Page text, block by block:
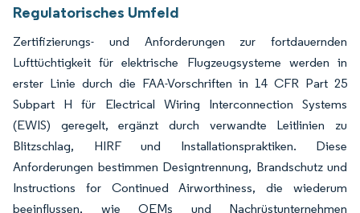
Regulatorisches Umfeld
Zertifizierungs- und Anforderungen zur fortdauernden
Lufttüchtigkeit für elektrische Flugzeugsysteme werden in
erster Linie durch die FAA-Vorschriften in 14 CFR Part 25
Subpart H für Electrical Wiring Interconnection Systems
(EWIS) geregelt, ergänzt durch verwandte Leitlinien zu
Blitzschlag, HIRF und Installationspraktiken. Diese
Anforderungen bestimmen Designtrennung, Brandschutz und
Instructions for Continued Airworthiness, die wiederum
beeinflussen, wie OEMs und Nachrüstunternehmen